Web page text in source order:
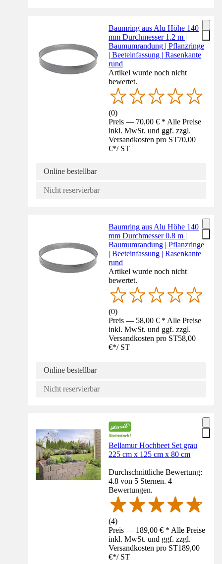
Baumring aus Alu Höhe 140
mm Durchmesser 1.2 m |
Baumumrandung | Pflanzringe
| Beeteinfassung | Rasenkante
rund
Artikel wurde noch nicht
bewertet.
(0)
Preis — 70,00 € * Alle Preise
inkl. MwSt. und ggf. zzgl.
Versandkosten pro ST70,00
€*/ ST
Online bestellbar
Nicht reservierbar
Baumring aus Alu Höhe 140
mm Durchmesser 0.8 m |
Baumumrandung | Pflanzringe
| Beeteinfassung | Rasenkante
rund
Artikel wurde noch nicht
bewertet.
(0)
Preis — 58,00 € * Alle Preise
inkl. MwSt. und ggf. zzgl.
Versandkosten pro ST58,00
€*/ ST
Online bestellbar
Nicht reservierbar
Bellamur Hochbeet Set grau
225 cm x 125 cm x 80 cm
Durchschnittliche Bewertung:
4.8 von 5 Sternen. 4
Bewertungen.
(4)
Preis — 189,00 € * Alle Preise
inkl. MwSt. und ggf. zzgl.
Versandkosten pro ST189,00
€*/ ST